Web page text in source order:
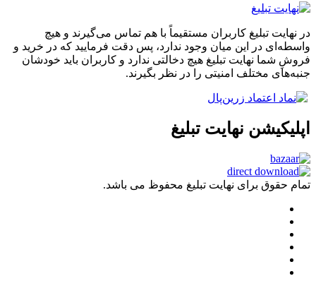
تبلیغ کاربران مستقیماً با هم تماس می‌گیرند و هیچ
در این میان وجود ندارد، پس دقت فرمایید که در خرید و
نهایت تبلیغ هیچ دخالتی ندارد و کاربران باید خودشان
مختلف امنیتی را در نظر بگیرند.
نهایت تبلیغ
برای نهایت تبلیغ محفوظ می باشد.